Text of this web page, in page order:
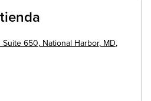
Suite 650,National Harbor, MD,